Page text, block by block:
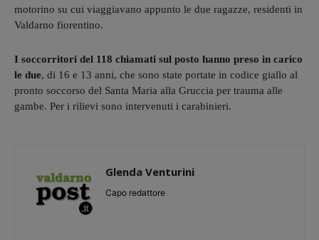
motorino su cui viaggiavano appunto le due ragazze, residenti in
Valdarno fiorentino.
I soccorritori del 118 chiamati sul posto hanno preso in carico
le due, di 16 e 13 anni, che sono state portate in codice giallo al
pronto soccorso del Santa Maria alla Gruccia per trauma alle
gambe. Per i rilievi sono intervenuti i carabinieri.
Glenda Venturini
Capo redattore